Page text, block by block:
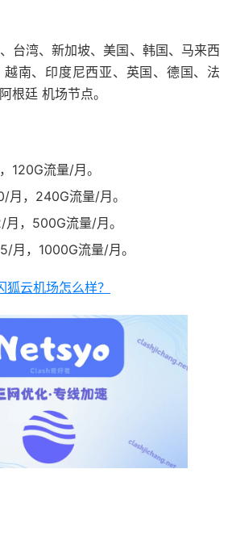
台湾、新加坡、美国、韩国、马来西
南、印度尼西亚、英国、德国、法
根廷 机场节点。
120G流量/月。
，240G流量/月。
，500G流量/月。
月，1000G流量/月。
狐云机场怎么样？